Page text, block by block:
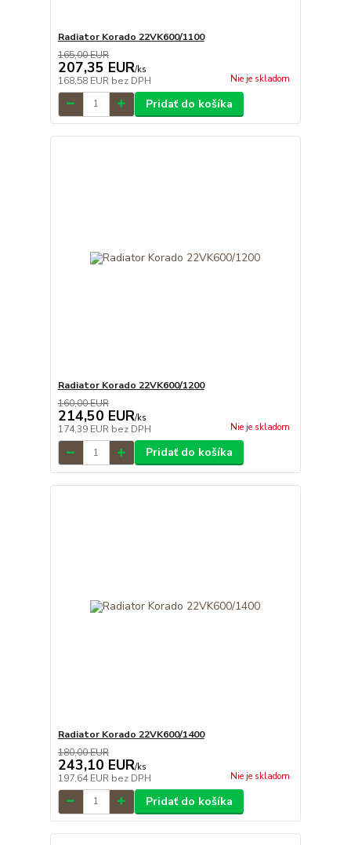
Radiator Korado 22VK600/1100
165,00 EUR
207,35 EUR/ks
168,58 EUR bez DPH Nie je skladom
Pridať do košíka
Radiator Korado 22VK600/1200
160,00 EUR
214,50 EUR/ks
174,39 EUR bez DPH Nie je skladom
Pridať do košíka
Radiator Korado 22VK600/1400
180,00 EUR
243,10 EUR/ks
197,64 EUR bez DPH Nie je skladom
Pridať do košíka